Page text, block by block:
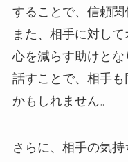
することで、信頼関
また、相手に対し
心を減らす助けと
話すことで、相手
かもしれません。
さらに、相手の気持